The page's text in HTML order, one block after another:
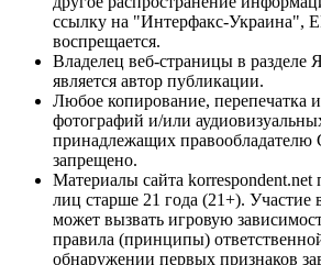
ссылку на "Интерфакс-Украина",
воспрещается.
Владелец веб-страницы в разделе
является автор публикации.
Любое копирование, перепечатка
фотографий и/или
принадлежащих правообладателю
запрещено.
Материалы сайта korrespondent.net
лиц старше 21 года (21+). Участие
может вызвать игровую
правила (принципы)
обнаружении первых признаков